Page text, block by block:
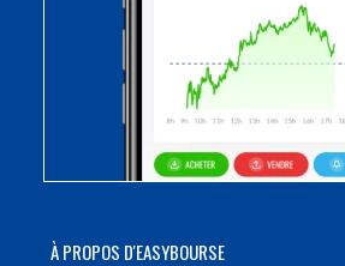
À PROPOS D'EASYBOURSE